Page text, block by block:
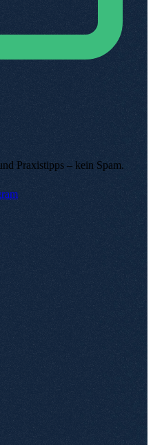
Praxistipps – kein Spam.